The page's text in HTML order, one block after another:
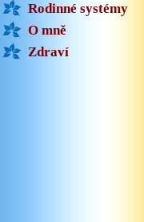
Rodinné systémy
O mně
Zdraví